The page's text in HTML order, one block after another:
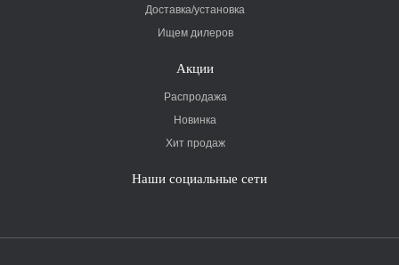
Доставка/установка
Ищем дилеров
Акции
Распродажа
Новинка
Хит продаж
Наши социальные сети